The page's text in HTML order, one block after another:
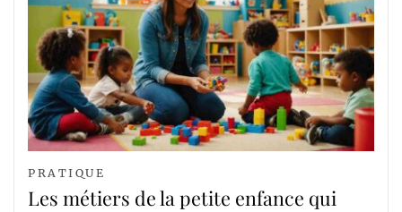
PRATIQUE
Les métiers de la petite enfance qui